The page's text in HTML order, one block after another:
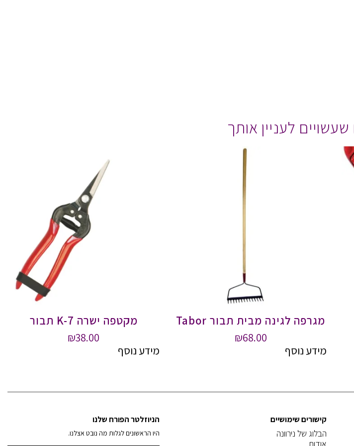
לעניין אותך
מגרפה לגינה מבית תבור Tabor
₪68.00
מידע נוסף
מקטפה ישרה K-7 תבור
₪38.00
מידע נוסף
קישורים שימושיים
הבלוג של נירוונה
אודות
הניוזלטר הפורח שלנו
היו הראשונים לגלות מה נובט אצלנו.